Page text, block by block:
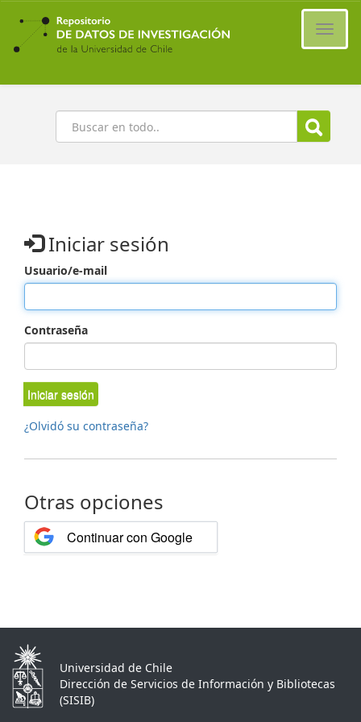
Ir
contenido
principal
Buscar
Iniciar sesión
Usuario/e-mail
Contraseña
Iniciar sesión
¿Olvidó su contraseña?
Otras opciones
Continuar con Google
Universidad de Chile
Dirección de Servicios de Información y Bibliotecas
(SISIB)